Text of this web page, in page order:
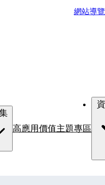
網站導覽
資料集
高應用價值主題專區